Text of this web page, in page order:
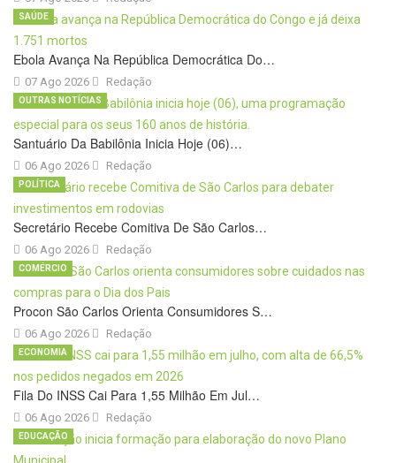
Ebola Avança Na República Democrática Do…
07 Ago 2026
SAÚDE
Redação
Santuário Da Babilônia Inicia Hoje (06)…
06 Ago 2026
OUTRAS NOTÍCIAS
Redação
Secretário Recebe Comitiva De São Carlos…
06 Ago 2026
POLÍTICA
Redação
Procon São Carlos Orienta Consumidores S…
06 Ago 2026
COMÉRCIO
Redação
Fila Do INSS Cai Para 1,55 Milhão Em Jul…
06 Ago 2026
ECONOMIA
Redação
EDUCAÇÃO